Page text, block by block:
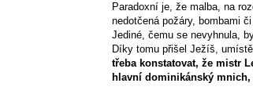
Paradoxní je, že malba, na
nedotčená požáry, bombami
Jediné, čemu se nevyhnula,
Díky tomu přišel Ježíš,
třeba konstatovat, že mistr
hlavní dominikánský